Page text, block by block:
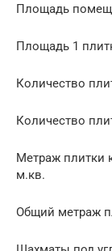
Площадь
Площадь 1
Количество
Количество
Метраж плитки
м.кв.
Общий метраж